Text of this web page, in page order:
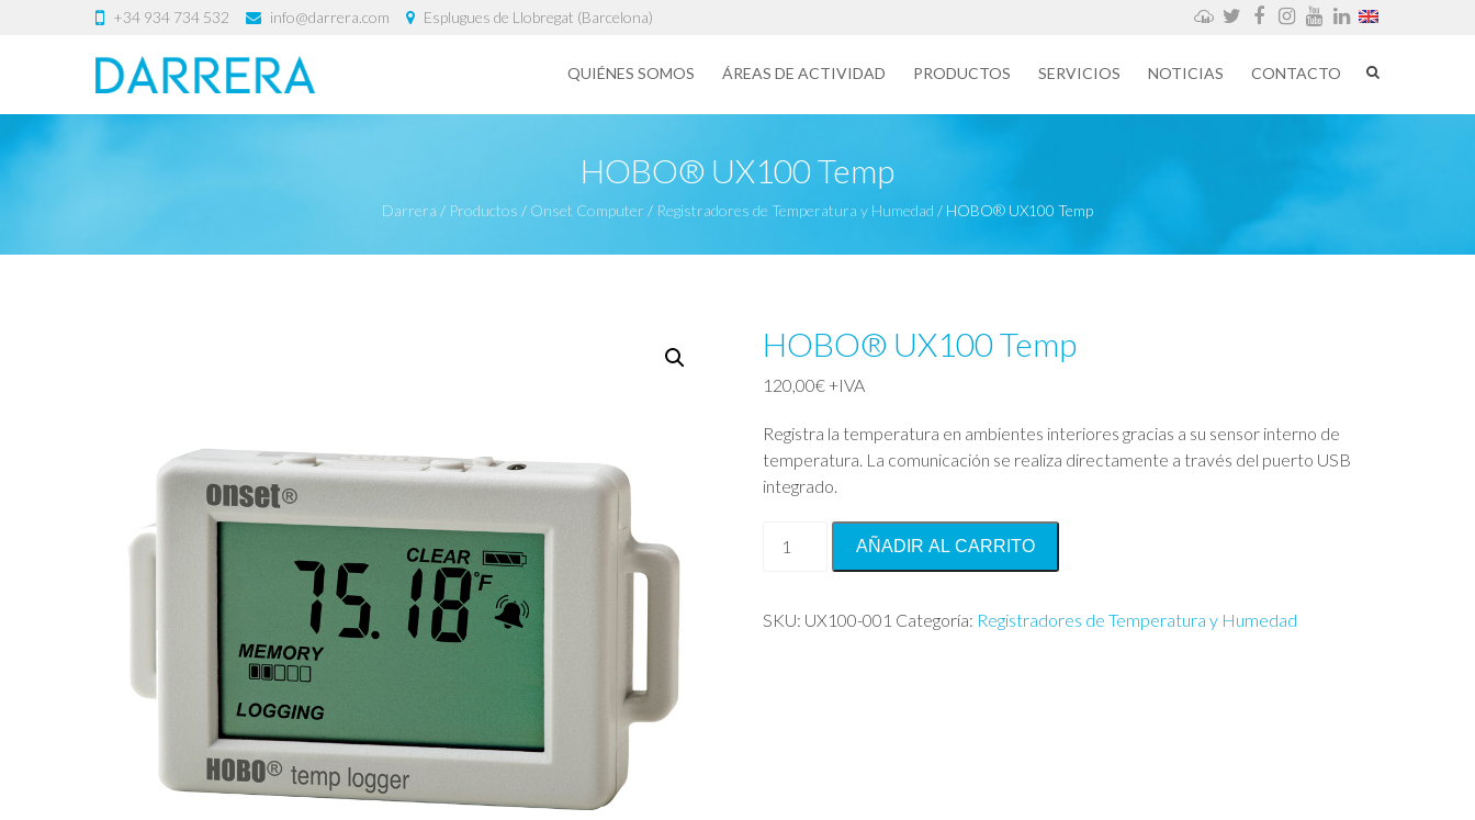
+34 934 734 532 info@darrera.com Esplugues de Llobregat (Barcelona) Weathercloud
Twitter
Facebook
Instagram
YouTube
LinkedIn
QUIÉNES SOMOS ÁREAS DE ACTIVIDAD PRODUCTOS SERVICIOS NOTICIAS CONTACTO
HOBO® UX100 Temp
Darrera / Productos / Onset Computer / Registradores de Temperatura y Humedad / HOBO® UX100 Temp
HOBO® UX100 Temp
120,00€+IVA
Registra la temperatura en ambientes interiores gracias a su sensor interno de
temperatura. La comunicación se realiza directamente a través del puerto USB
integrado.
UX100
cantidad
AÑADIR AL CARRITO
SKU: UX100-001 Categoría: Registradores de Temperatura y Humedad